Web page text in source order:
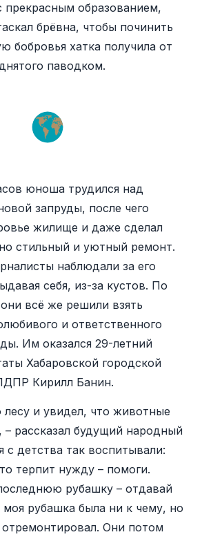
прекрасным образованием,
брёвна, чтобы починить
бобровья хатка получила от
паводком.
юноша трудился над
запруды, после чего
жилище и даже сделал
стильный и уютный ремонт.
наблюдали за его
себя, из-за кустов. По
всё же решили взять
и ответственного
Им оказался 29-летний
Хабаровской городской
Кирилл Банин.
и увидел, что животные
– рассказал будущий народный
с детства так воспитывали:
терпит нужду – помоги.
рубашку – отдавай
рубашка была ни к чему, но
Они потом